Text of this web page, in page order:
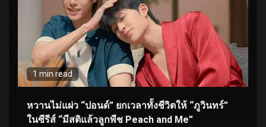
1 min read
หวานไม่แผ่ว “ปอนด์” ยกเวลาทั้งชีวิตให้ “ภูวินทร์”
ในซีรีส์ “มีสติแล้วลูกพีช Peach and Me”